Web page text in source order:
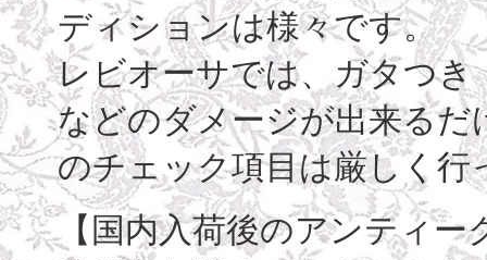
ディションは様々です。
レビオーサでは、ガタつき
などのダメージが出来る
のチェック項目は厳しく
【国内入荷後のアンティ